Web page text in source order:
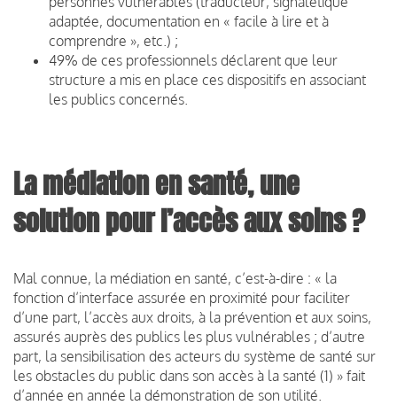
adaptée, documentation en « facile à lire et à
comprendre », etc.) ;
49% de ces professionnels déclarent que leur
structure a mis en place ces dispositifs en associant
les publics concernés.
La médiation en santé, une
solution pour l’accès aux soins ?
Mal connue, la médiation en santé, c’est-à-dire : « la
fonction d’interface assurée en proximité pour faciliter
d’une part, l’accès aux droits, à la prévention et aux soins,
assurés auprès des publics les plus vulnérables ; d’autre
part, la sensibilisation des acteurs du système de santé sur
les obstacles du public dans son accès à la santé (1) » fait
d’année en année la démonstration de son utilité.